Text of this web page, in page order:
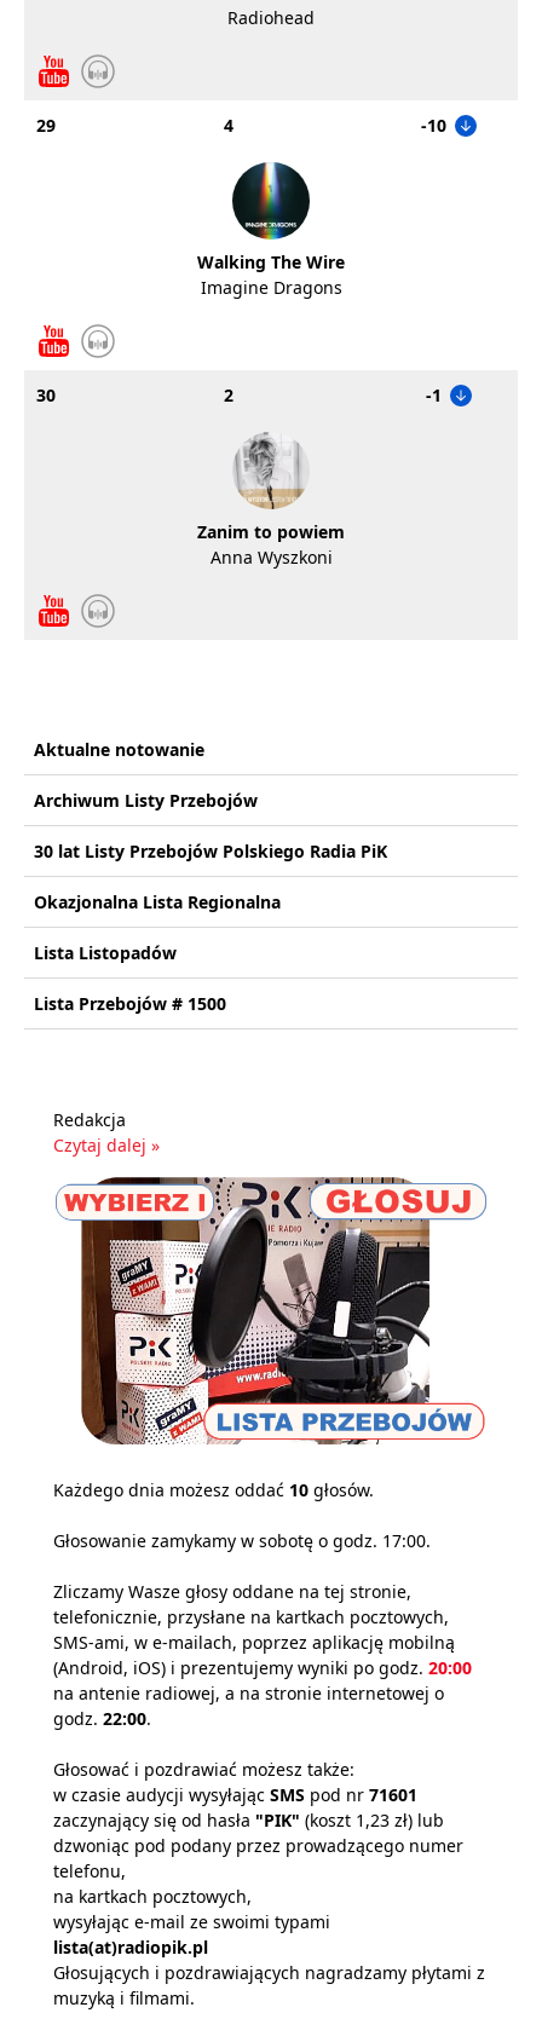
Radiohead
29 4 -10
Walking The Wire
Imagine Dragons
30 2 -1
Zanim to powiem
Anna Wyszkoni
Aktualne notowanie
Archiwum Listy Przebojów
30 lat Listy Przebojów Polskiego Radia PiK
Okazjonalna Lista Regionalna
Lista Listopadów
Lista Przebojów # 1500
Redakcja
Czytaj dalej »
Każdego dnia możesz oddać 10 głosów.
Głosowanie zamykamy w sobotę o godz. 17:00.
Zliczamy Wasze głosy oddane na tej stronie,
telefonicznie, przysłane na kartkach pocztowych,
SMS-ami, w e-mailach, poprzez aplikację mobilną
(Android, iOS) i prezentujemy wyniki po godz. 20:00
na antenie radiowej, a na stronie internetowej o
godz. 22:00.
Głosować i pozdrawiać możesz także:
w czasie audycji wysyłając SMS pod nr 71601
zaczynający się od hasła "PIK" (koszt 1,23 zł) lub
dzwoniąc pod podany przez prowadzącego numer
telefonu,
na kartkach pocztowych,
wysyłając e-mail ze swoimi typami
lista(at)radiopik.pl
Głosujących i pozdrawiających nagradzamy płytami z
muzyką i filmami.